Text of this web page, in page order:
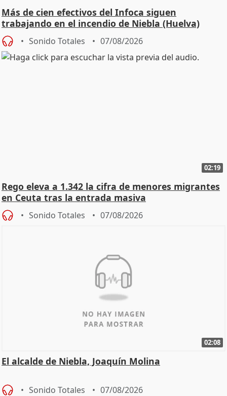
Más de cien efectivos del Infoca siguen
trabajando en el incendio de Niebla (Huelva)
Sonido Totales 07/08/2026
02:19
Rego eleva a 1.342 la cifra de menores migrantes
en Ceuta tras la entrada masiva
Sonido Totales 07/08/2026
02:08
El alcalde de Niebla, Joaquín Molina
Sonido Totales 07/08/2026